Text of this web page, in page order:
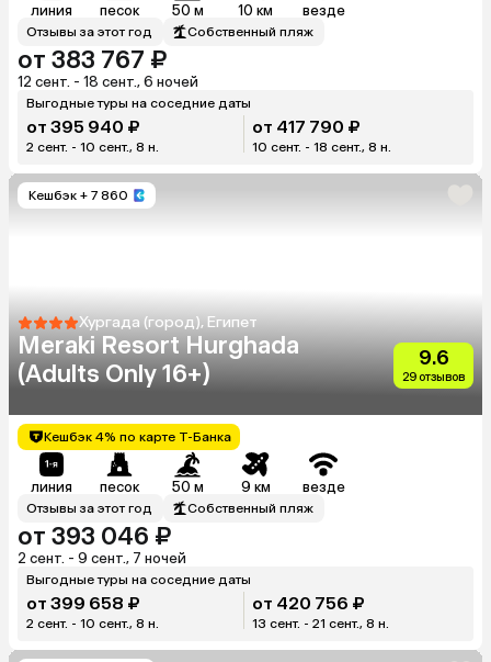
линия песок 50 м 10 км везде
Отзывы за этот год Собственный пляж
от 383 767 ₽
12 сент. - 18 сент., 6 ночей
Выгодные туры на соседние даты
от 395 940 ₽
2 сент. - 10 сент., 8 н.
от 417 790 ₽
10 сент. - 18 сент., 8 н.
Кешбэк + 7 860
Хургада (город), Египет
Meraki Resort Hurghada
(Adults Only 16+)
9.6
29 отзывов
Кешбэк 4% по карте Т-Банка
линия песок 50 м 9 км везде
Отзывы за этот год Собственный пляж
от 393 046 ₽
2 сент. - 9 сент., 7 ночей
Выгодные туры на соседние даты
от 399 658 ₽
2 сент. - 10 сент., 8 н.
от 420 756 ₽
13 сент. - 21 сент., 8 н.